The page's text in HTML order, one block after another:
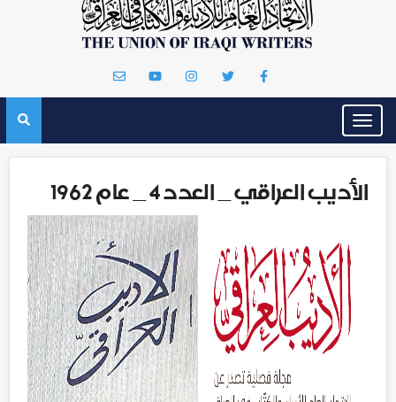
Toggle
navigation
الأديب العراقي _ العدد 4 _ عام 1962